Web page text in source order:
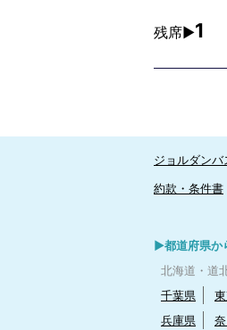
残席▶1
ジョルダンバ
約款・条件書
▶都道府県か
北海道・道
千葉県
兵庫県